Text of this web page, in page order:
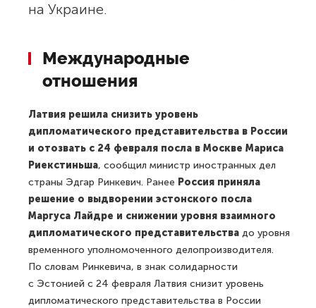
на Украине.
Международные
отношения
Латвия решила снизить уровень
дипломатического представительства в России
и отозвать с 24 февраля посла в Москве Мариса
Риекстиньша, сообщил министр иностранных дел
страны Эдгар Ринкевич. Ранее Россия приняла
решение о выдворении эстонского посла
Маргуса Лайдре и снижении уровня взаимного
дипломатического представительства до уровня
временного уполномоченного делопроизводителя.
По словам Ринкевича, в знак солидарности
с Эстонией с 24 февраля Латвия снизит уровень
дипломатического представительства в России